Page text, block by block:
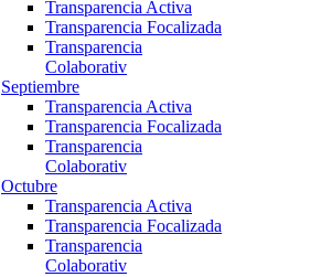
Transparencia Activa
Transparencia Focalizada
Transparencia
Colaborativ
Septiembre
Transparencia Activa
Transparencia Focalizada
Transparencia
Colaborativ
Octubre
Transparencia Activa
Transparencia Focalizada
Transparencia
Colaborativ